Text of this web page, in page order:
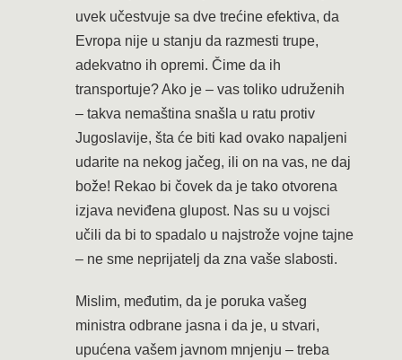
uvek učestvuje sa dve trećine efektiva, da
Evropa nije u stanju da razmesti trupe,
adekvatno ih opremi. Čime da ih
transportuje? Ako je – vas toliko udruženih
– takva nemaština snašla u ratu protiv
Jugoslavije, šta će biti kad ovako napaljeni
udarite na nekog jačeg, ili on na vas, ne daj
bože! Rekao bi čovek da je tako otvorena
izjava neviđena glupost. Nas su u vojsci
učili da bi to spadalo u najstrože vojne tajne
– ne sme neprijatelj da zna vaše slabosti.
Mislim, međutim, da je poruka vašeg
ministra odbrane jasna i da je, u stvari,
upućena vašem javnom mnjenju – treba